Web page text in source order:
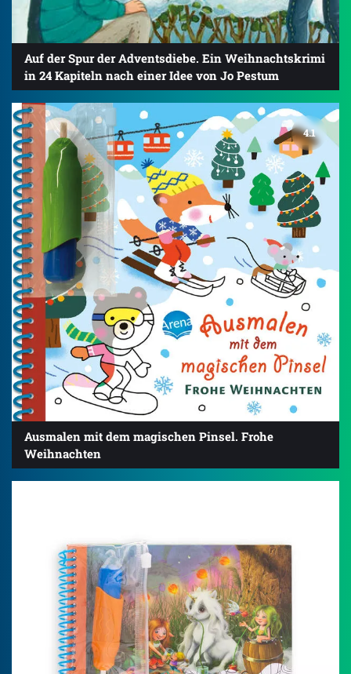
Auf der Spur der Adventsdiebe. Ein Weihnachtskrimi
in 24 Kapiteln nach einer Idee von Jo Pestum
4.1
Ausmalen mit dem magischen Pinsel. Frohe
Weihnachten